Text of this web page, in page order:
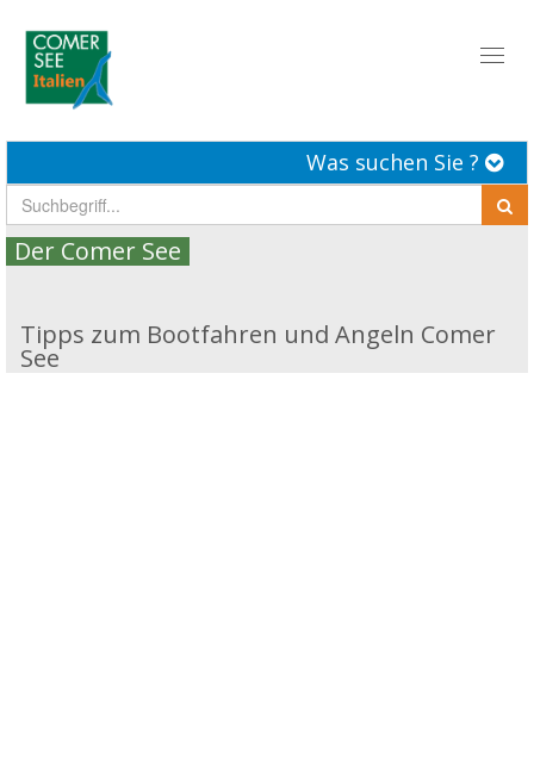
Was suchen Sie ?
Der Comer See
Tipps zum Bootfahren und Angeln Comer
See